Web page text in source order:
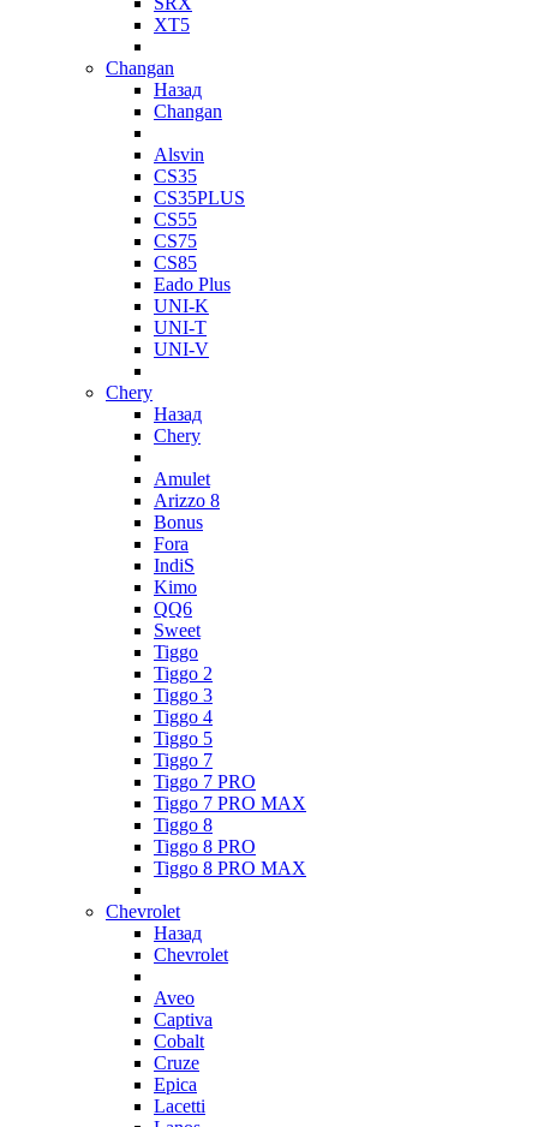
XT5
Changan
Назад
Changan
Alsvin
CS35
CS35PLUS
CS55
CS75
CS85
Eado Plus
UNI-K
UNI-T
UNI-V
Chery
Назад
Chery
Amulet
Arizzo 8
Bonus
Fora
IndiS
Kimo
QQ6
Sweet
Tiggo
Tiggo 2
Tiggo 3
Tiggo 4
Tiggo 5
Tiggo 7
Tiggo 7 PRO
Tiggo 7 PRO MAX
Tiggo 8
Tiggo 8 PRO
Tiggo 8 PRO MAX
Chevrolet
Назад
Chevrolet
Aveo
Captiva
Cobalt
Cruze
Epica
Lacetti